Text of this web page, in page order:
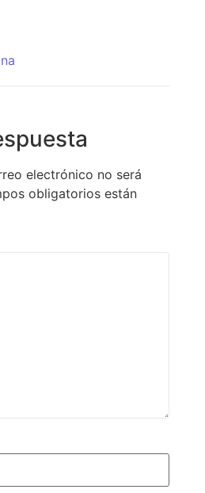
electrónico no será
obligatorios están